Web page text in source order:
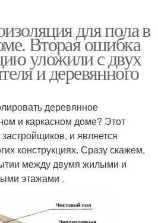
для пола в
Вторая ошибка
уложили с двух
и деревянного
деревянное
и каркасном доме? Этот
и является
конструкциях. Сразу скажем,
между двумя жилыми и
этажами .